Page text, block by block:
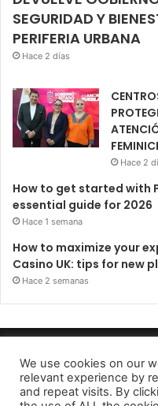
SEGURIDAD Y
PERIFERIA URBANA
Hace 2 días
Hace 2
How to get started with
essential guide for 2026
Hace 1 semana
How to maximize your
Casino UK: tips for new
Hace 2 semanas
Periódico
We use cookies on our
relevant experience by
and repeat visits. By